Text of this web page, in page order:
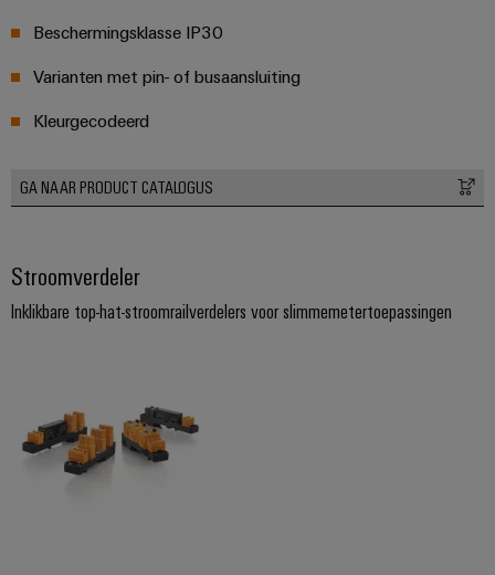
Beschermingsklasse IP30
Varianten met pin- of busaansluiting
Kleurgecodeerd
GA NAAR PRODUCT CATALOGUS
Stroomverdeler
Inklikbare top-hat-stroomrailverdelers voor slimmemetertoepassingen